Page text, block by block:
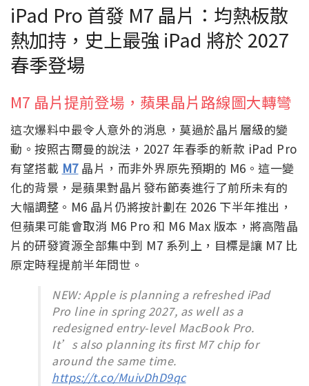
iPad Pro 首發 M7 晶片：均熱板散
熱加持，史上最強 iPad 將於 2027
春季登場
M7 晶片提前登場，蘋果晶片路線圖大轉彎
這次爆料中最令人意外的消息，莫過於晶片層級的變
動。按照古爾曼的說法，2027 年春季的新款 iPad Pro
有望搭載 M7晶片，而非外界原先預期的 M6。這一變
化的背景，是蘋果對晶片發布節奏進行了前所未有的
大幅調整。M6 晶片仍將按計劃在 2026 下半年推出，
但蘋果可能會取消 M6 Pro 和 M6 Max 版本，將高階晶
片的研發資源全部集中到 M7 系列上，目標是讓 M7 比
原定時程提前半年問世。
NEW: Apple is planning a refreshed iPad
Pro line in spring 2027, as well as a
redesigned entry-level MacBook Pro.
It’s also planning its first M7 chip for
around the same time.
https://t.co/MuivDhD9qc